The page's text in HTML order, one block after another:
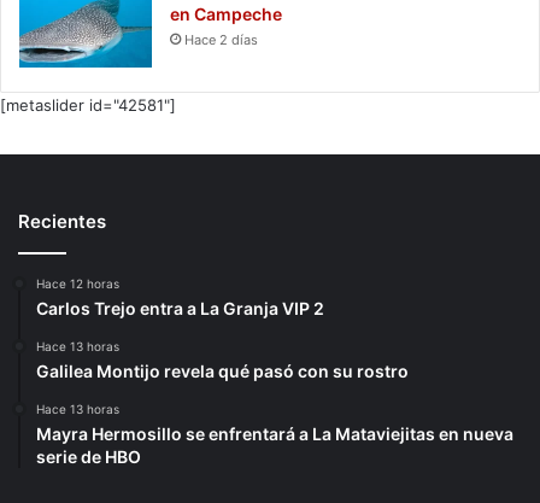
en Campeche
Hace 2 días
[metaslider id="42581"]
Recientes
Hace 12 horas
Carlos Trejo entra a La Granja VIP 2
Hace 13 horas
Galilea Montijo revela qué pasó con su rostro
Hace 13 horas
Mayra Hermosillo se enfrentará a La Mataviejitas en nueva
serie de HBO